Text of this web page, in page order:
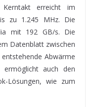
Kerntakt erreicht im
zu 1.245 MHz. Die
mit 192 GB/s. Die
Datenblatt zwischen
Abwärme
auch den
Lösungen, wie zum